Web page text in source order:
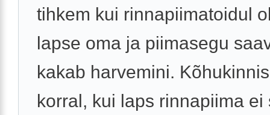
tihkem kui rinnapiimatoidul
lapse oma ja piimasegu
kakab harvemini.
korral, kui laps rinnapiima ei